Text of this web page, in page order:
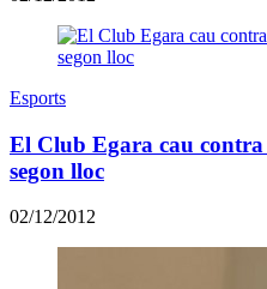
Esports
El Club Egara cau
segon lloc
02/12/2012